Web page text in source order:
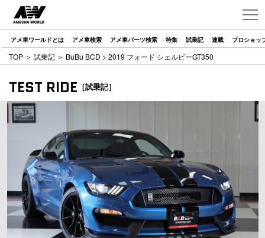
アメ車ワールドとは アメ車検索 アメ車パーツ検索 特集 試乗記 連載 プロショッ
TOP ＞ 試乗記 ＞ BuBu BCD > 2019 フォード シェルビーGT350
TEST RIDE ［試乗記］